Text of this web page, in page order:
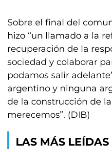
Sobre el final del
hizo “un llamado a la
recuperación de la
sociedad y colaborar
podamos salir
argentino y ninguna
de la construcción de
merecemos”. (DIB)
LAS MÁS LEÍDAS